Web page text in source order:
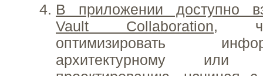
В приложении доступно
Vault Collaboration,
оптимизировать
архитектурному или